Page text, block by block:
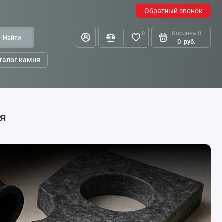
Обратный звонок
Найти 0 Корзина 0
0 руб.
камня